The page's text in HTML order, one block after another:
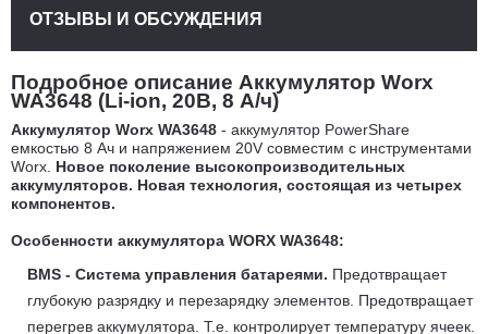
Подробное описание Аккумулятор Worx
WA3648 (Li-ion, 20В, 8 А/ч)
Аккумулятор Worx WA3648 - аккумулятор PowerShare
емкостью 8 Ач и напряжением 20V совместим с инструментами
Worx. Новое поколение высокопроизводительных
аккумуляторов. Новая технология, состоящая из четырех
компонентов.
Особенности аккумулятора WORX WA3648:
BMS - Система управления батареями. Предотвращает
глубокую разрядку и перезарядку элементов. Предотвращает
перегрев аккумулятора. Т.е. контролирует температуру ячеек.
ОТЗЫВЫ И ОБСУЖДЕНИЯ